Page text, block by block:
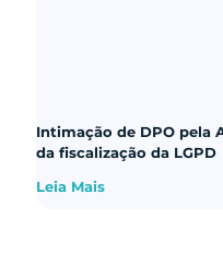
Intimação de DPO pela
da fiscalização da LGPD
Leia Mais